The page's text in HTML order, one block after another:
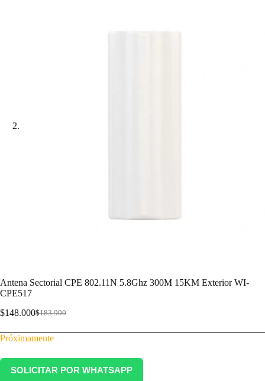
Antena Sectorial CPE 802.11N 5.8Ghz 300M 15KM Exterior WI-
CPE517
$183.900
$148.000
Próximamente
SOLICITAR POR WHATSAPP